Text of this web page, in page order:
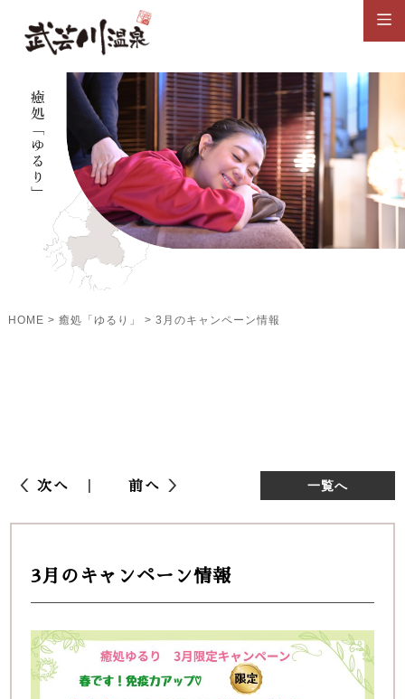
HOME > 癒処「ゆるり」 > 3月のキャンペーン情報
次へ 前へ 一覧へ
3月のキャンペーン情報